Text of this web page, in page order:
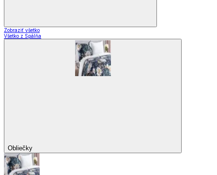
Zobraziť všetko
Všetko z Spálňa
Obliečky